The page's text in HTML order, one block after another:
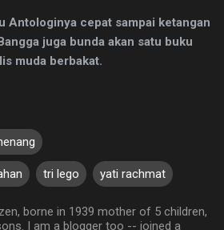
Antologinya cepat sampai ketangan
juga bunda akan satu buku
muda berbakat.
tri lego
yati rachmat
borne in 1939 mother of 5 children,
I am a blogger too -- joined a